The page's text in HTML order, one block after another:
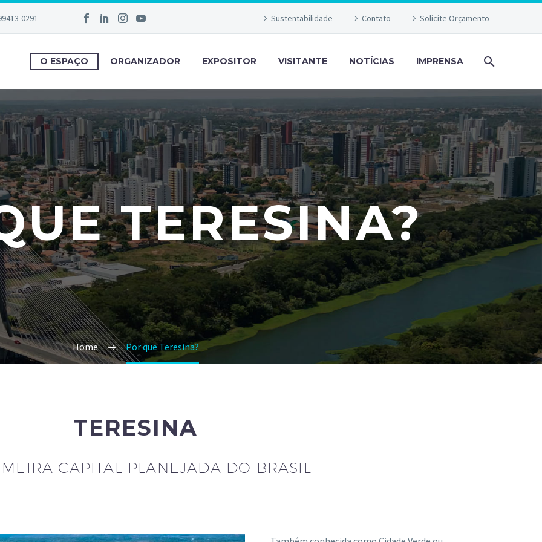
0291 Sustentabilidade Contato Solicite Orçamento
O ESPAÇO ORGANIZADOR EXPOSITOR VISITANTE NOTÍCIAS IMPRENSA
TERESINA?
Home Por que Teresina?
TERESINA
CAPITAL PLANEJADA DO BRASIL